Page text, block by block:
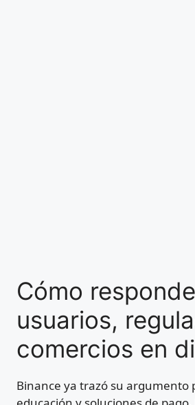
Cómo
usuarios,
comercios en
Binance ya trazó su argumento